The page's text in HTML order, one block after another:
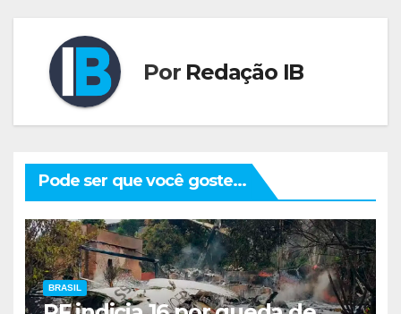
Por Redação IB
Pode ser que você goste...
BRASIL